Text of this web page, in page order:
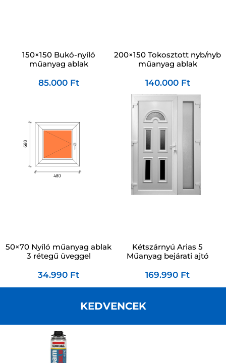
150×150 Bukó-nyíló
műanyag ablak
85.000 Ft
200×150 Tokosztott nyb/nyb
műanyag ablak
140.000 Ft
50×70 Nyíló műanyag ablak
3 rétegű üveggel
34.990 Ft
Kétszárnyú Arias 5
Műanyag bejárati ajtó
169.990 Ft
KEDVENCEK